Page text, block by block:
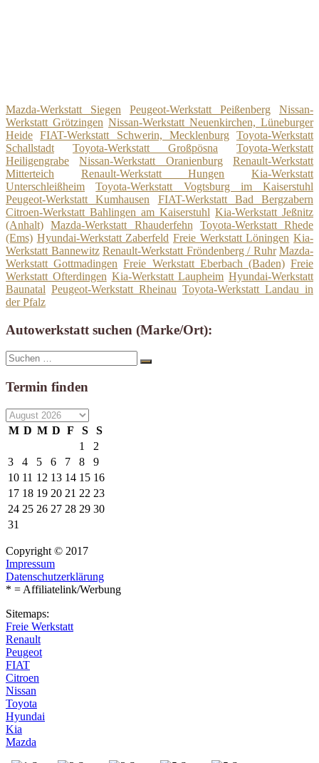
Mazda-Werkstatt Siegen Peugeot-Werkstatt Peißenberg
Nissan-
Werkstatt Grötzingen Nissan-Werkstatt Neuenkirchen, Lüneburger
Heide
FIAT-Werkstatt Schwerin, Mecklenburg
Toyota-Werkstatt
Schallstadt
Toyota-Werkstatt Großpösna
Toyota-Werkstatt
Heiligengrabe
Nissan-Werkstatt Oranienburg
Renault-Werkstatt
Mitterteich
Renault-Werkstatt Hungen
Kia-Werkstatt
Unterschleißheim
Toyota-Werkstatt Vogtsburg im Kaiserstuhl
Peugeot-Werkstatt Kumhausen
FIAT-Werkstatt Bad Bergzabern
Citroen-Werkstatt Bahlingen am Kaiserstuhl Kia-Werkstatt Jeßnitz
(Anhalt)
Mazda-Werkstatt Rhauderfehn
Toyota-Werkstatt Rhede
(Ems) Hyundai-Werkstatt Zaberfeld Freie Werkstatt Löningen Kia-
Werkstatt Bannewitz Renault-Werkstatt Fröndenberg / Ruhr Mazda-
Werkstatt Gottmadingen Freie Werkstatt Eberbach (Baden) Freie
Werkstatt Ofterdingen Kia-Werkstatt Laupheim Hyundai-Werkstatt
Baunatal Peugeot-Werkstatt Rheinau Toyota-Werkstatt Landau in
der Pfalz
Autowerkstatt suchen (Marke/Ort):
Suche
nach:
Suchen
Termin finden
M D M D F S
S
1
2
3
4 5 6 7 8
9
10 11 12 13 14 15 16
17 18 19 20 21 22 23
24 25 26 27 28 29 30
31
Copyright © 2017
Impressum
Datenschutzerklärung
* = Affiliatelink/Werbung
Sitemaps:
Freie Werkstatt
Renault
Peugeot
FIAT
Citroen
Nissan
Toyota
Hyundai
Kia
Mazda